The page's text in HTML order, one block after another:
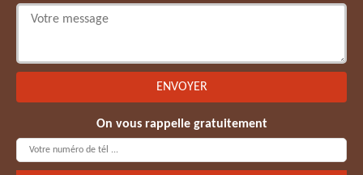
On vous rappelle gratuitement